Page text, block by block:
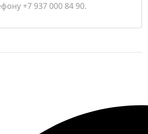
+7 937 000 84 90.